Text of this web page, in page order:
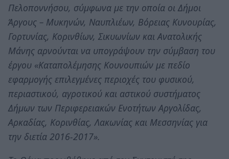
Πελοποννήσου, σύμφωνα με την οποία οι Δήμοι
Άργους – Μυκηνών, Ναυπλιέων, Βόρειας Κυνουρίας,
Γορτυνίας, Κορινθίων, Σικυωνίων και Ανατολικής
Μάνης αρνούνται να υπογράψουν την σύμβαση του
έργου «Καταπολέμησης Κουνουπιών με πεδίο
εφαρμογής επιλεγμένες περιοχές του φυσικού,
περιαστικού, αγροτικού και αστικού συστήματος
Δήμων των Περιφερειακών Ενοτήτων Αργολίδας,
Αρκαδίας, Κορινθίας, Λακωνίας και Μεσσηνίας για
την διετία 2016-2017».